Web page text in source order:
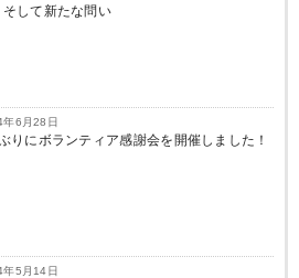
そして新たな問い
6月28日
りにボランティア感謝会を開催しました！
5月14日